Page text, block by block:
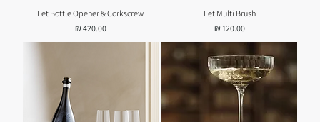
Let Multi Brush
מחיר‏120.00 ‏₪
Let Bottle Opener & Corkscrew
מחיר‏420.00 ‏₪